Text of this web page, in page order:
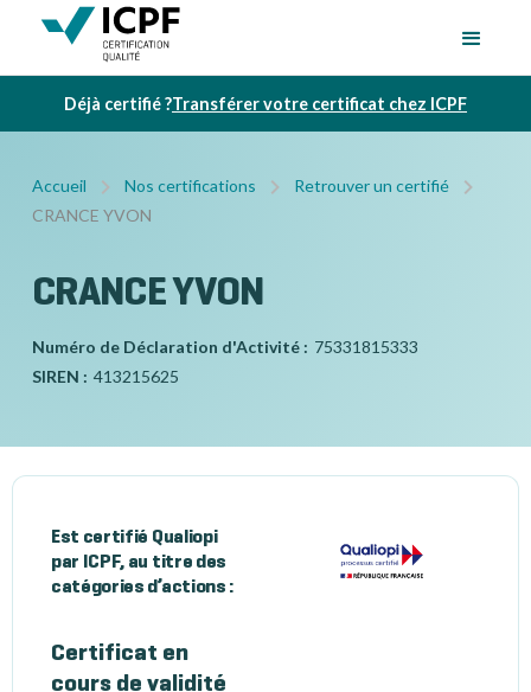
Déjà certifié ?Transférer votre certificat chez ICPF
Accueil Nos certifications
Retrouver un certifié
CRANCE YVON
CRANCE YVON
Numéro de Déclaration d'Activité : 75331815333
SIREN : 413215625
Est certifié Qualiopi
par ICPF, au titre des
catégories d’actions :
Certificat en
cours de validité